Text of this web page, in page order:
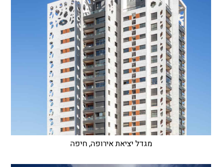
מגדל יציאת אירופה, חיפה